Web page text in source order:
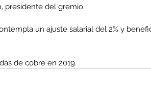
presidente del gremio.
un ajuste salarial del 2% y
de cobre en 2019.